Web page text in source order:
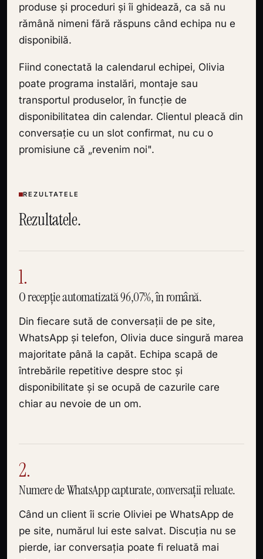
produse și proceduri și îi ghidează, ca să nu
rămână nimeni fără răspuns când echipa nu e
disponibilă.
Fiind conectată la calendarul echipei, Olivia
poate programa instalări, montaje sau
transportul produselor, în funcție de
disponibilitatea din calendar. Clientul pleacă din
conversație cu un slot confirmat, nu cu o
promisiune că „revenim noi".
REZULTATELE
Rezultatele.
1.
O recepție automatizată 96,07%, în română.
Din fiecare sută de conversații de pe site,
WhatsApp și telefon, Olivia duce singură marea
majoritate până la capăt. Echipa scapă de
întrebările repetitive despre stoc și
disponibilitate și se ocupă de cazurile care
chiar au nevoie de un om.
2.
Numere de WhatsApp capturate, conversații reluate.
Când un client îi scrie Oliviei pe WhatsApp de
pe site, numărul lui este salvat. Discuția nu se
pierde, iar conversația poate fi reluată mai